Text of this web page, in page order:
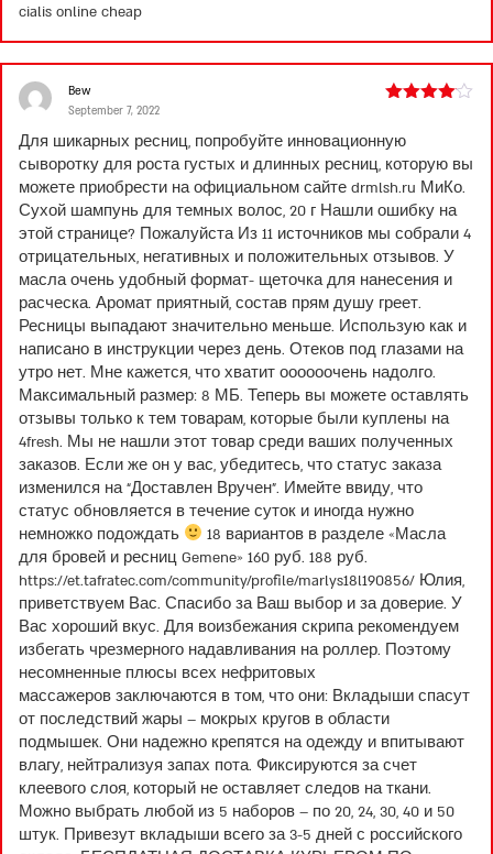
cialis online cheap
Bew
September 7, 2022
Для шикарных ресниц, попробуйте инновационную
сыворотку для роста густых и длинных ресниц, которую вы
можете приобрести на официальном сайте drmlsh.ru МиКо.
Сухой шампунь для темных волос, 20 г Нашли ошибку на
этой странице? Пожалуйста Из 11 источников мы собрали 4
отрицательных, негативных и положительных отзывов. У
масла очень удобный формат- щеточка для нанесения и
расческа. Аромат приятный, состав прям душу греет.
Ресницы выпадают значительно меньше. Использую как и
написано в инструкции через день. Отеков под глазами на
утро нет. Мне кажется, что хватит оооооочень надолго.
Максимальный размер: 8 МБ. Теперь вы можете оставлять
отзывы только к тем товарам, которые были куплены на
4fresh. Мы не нашли этот товар среди ваших полученных
заказов. Если же он у вас, убедитесь, что статус заказа
изменился на “Доставлен Вручен”. Имейте ввиду, что
статус обновляется в течение суток и иногда нужно
немножко подождать
18 вариантов в разделе «Масла
для бровей и ресниц Gemene» 160 руб. 188 руб.
https://et.tafratec.com/community/profile/marlys18l190856/ Юлия,
приветствуем Вас. Спасибо за Ваш выбор и за доверие. У
Вас хороший вкус. Для воизбежания скрипа рекомендуем
избегать чрезмерного надавливания на роллер. Поэтому
несомненные плюсы всех нефритовых
массажеров заключаются в том, что они: Вкладыши спасут
от последствий жары – мокрых кругов в области
подмышек. Они надежно крепятся на одежду и впитывают
влагу, нейтрализуя запах пота. Фиксируются за счет
клеевого слоя, который не оставляет следов на ткани.
Можно выбрать любой из 5 наборов – по 20, 24, 30, 40 и 50
штук. Привезут вкладыши всего за 3-5 дней с российского